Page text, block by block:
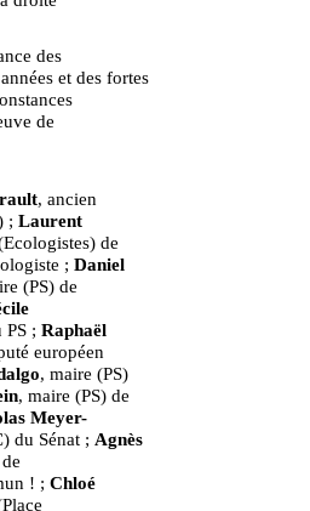
des
et des fortes
de
, ancien
; Laurent
de
; Daniel
(PS) de
PS ; Raphaël
européen
, maire (PS)
, maire (PS) de
Meyer-
du Sénat ; Agnès
! ; Chloé